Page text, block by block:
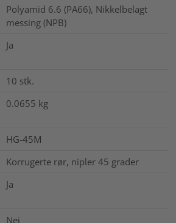
Polyamid 6.6 (PA66), Nikkelbelagt
messing (NPB)
Ja
10 stk.
0.0655 kg
HG-45M
Korrugerte rør, nipler 45 grader
Ja
Nei